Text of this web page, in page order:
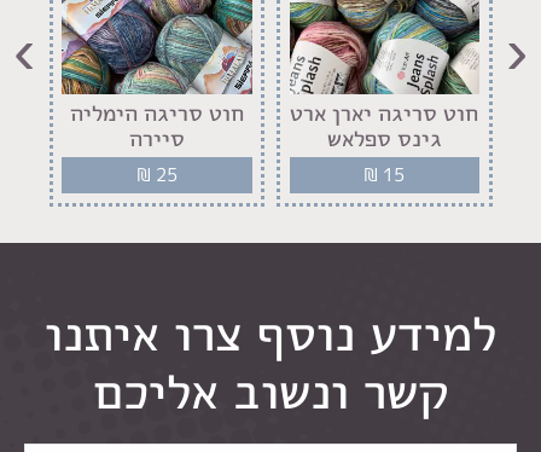
חוט סריגה יארן ארט
גינס ספלאש
₪ 15
חוט סריגה הימליה
סיירה
₪ 25
‹
›
למידע נוסף צרו איתנו
קשר ונשוב אליכם